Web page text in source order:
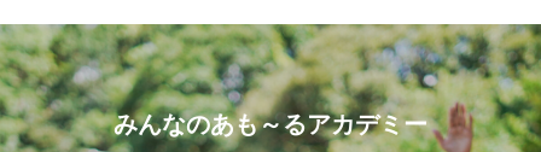
みんなのあも～るアカデミー